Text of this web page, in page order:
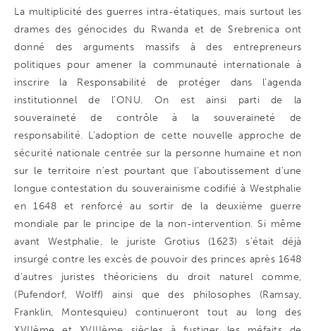
La multiplicité des guerres intra-étatiques, mais surtout les
drames des génocides du Rwanda et de Srebrenica ont
donné des arguments massifs à des entrepreneurs
politiques pour amener la communauté internationale à
inscrire la Responsabilité de protéger dans l’agenda
institutionnel de l’ONU. On est ainsi parti de la
souveraineté de contrôle à la souveraineté de
responsabilité. L’adoption de cette nouvelle approche de
sécurité nationale centrée sur la personne humaine et non
sur le territoire n’est pourtant que l’aboutissement d’une
longue contestation du souverainisme codifié à Westphalie
en 1648 et renforcé au sortir de la deuxième guerre
mondiale par le principe de la non-intervention. Si même
avant Westphalie, le juriste Grotius (1623) s’était déjà
insurgé contre les excès de pouvoir des princes après 1648
d’autres juristes théoriciens du droit naturel comme,
(Pufendorf, Wolff) ainsi que des philosophes (Ramsay,
Franklin, Montesquieu) continueront tout au long des